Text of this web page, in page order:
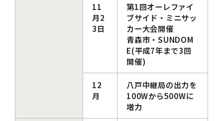
11
月2
3日
第1回オーレファイ
ブサイド・ミニサッ
カー大会開催
青森市・SUNDOM
E(平成7年まで3回
開催)
12
月
八戸中継局の出力を
100Wから500Wに
増力